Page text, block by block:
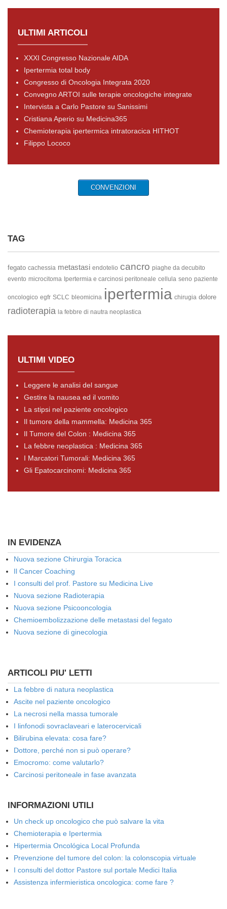
ULTIMI ARTICOLI
XXXI Congresso Nazionale AIDA
Ipertermia total body
Congresso di Oncologia Integrata 2020
Convegno ARTOI sulle terapie oncologiche integrate
Intervista a Carlo Pastore su Sanissimi
Cristiana Aperio su Medicina365
Chemioterapia ipertermica intratoracica HITHOT
Filippo Lococo
CONVENZIONI
TAG
fegato cachessia metastasi endotelio cancro piaghe da decubito
evento microcitoma Ipertermia e carcinosi peritoneale cellula seno paziente
oncologico egfr SCLC bleomicina ipertermia chirugia dolore
radioterapia la febbre di nautra neoplastica
ULTIMI VIDEO
Leggere le analisi del sangue
Gestire la nausea ed il vomito
La stipsi nel paziente oncologico
Il tumore della mammella: Medicina 365
Il Tumore del Colon : Medicina 365
La febbre neoplastica : Medicina 365
I Marcatori Tumorali: Medicina 365
Gli Epatocarcinomi: Medicina 365
IN EVIDENZA
Nuova sezione Chirurgia Toracica
Il Cancer Coaching
I consulti del prof. Pastore su Medicina Live
Nuova sezione Radioterapia
Nuova sezione Psicooncologia
Chemioembolizzazione delle metastasi del fegato
Nuova sezione di ginecologia
ARTICOLI PIU' LETTI
La febbre di natura neoplastica
Ascite nel paziente oncologico
La necrosi nella massa tumorale
I linfonodi sovraclaveari e laterocervicali
Bilirubina elevata: cosa fare?
Dottore, perché non si può operare?
Emocromo: come valutarlo?
Carcinosi peritoneale in fase avanzata
INFORMAZIONI UTILI
Un check up oncologico che può salvare la vita
Chemioterapia e Ipertermia
Hipertermia Oncológica Local Profunda
Prevenzione del tumore del colon: la colonscopia virtuale
I consulti del dottor Pastore sul portale Medici Italia
Assistenza infermieristica oncologica: come fare ?